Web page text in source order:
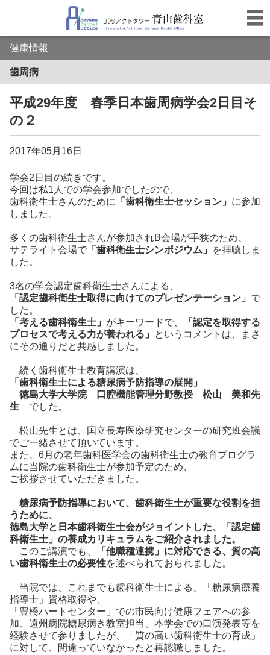
健康情報
歯周病
平成29年度 春季日本歯周病学会2日目そ
の２
2017年05月16日
学会2日目の続きです。
今回は私1人での学会参加でしたので、
歯科衛生士さんのために
「歯科衛生士セッション」 に参加
しました。
多くの歯科衛生士さんが参加されB会場が手狭のため、
サテライト会場で 「歯科衛生士シンポジウム」 を拝聴しま
した。
3名の学会認定歯科衛生士さんによる、
「認定歯科衛生士取得に向けてのプレゼンテーション」 で
した。
「考える歯科衛生士」 がキーワードで、
「認定を取得する
プロセスで考える力が養われる」 というコメントは、まさ
にその通りだと共感しました。
続く歯科衛生士教育講演は、
「歯科衛生士による糖尿病予防指導の展開」
徳島大学大学院 口腔機能管理分野教授 松山 美和先
生 でした。
松山先生とは、国立長寿医療研究センターの研究班会議
でご一緒させて頂いています。
また、6月の老年歯科医学会の歯科衛生士の教育プログラ
ムに当院の歯科衛生士が参加予定のため、
ご挨拶させていただきました。
糖尿病予防指導において、歯科衛生士が重要な役割を担
うために、
徳島大学と日本歯科衛生士会がジョイントした、「認定歯
科衛生士」の養成カリキュラムをご紹介されました。
このご講演でも、
「他職種連携」に対応できる、質の高
い歯科衛生士の必要性を述べられておられました。
当院では、これまでも歯科衛生士による、「糖尿病療養
指導士」資格取得や、
「豊橋ハートセンター」での市民向け健康フェアへの参
加、遠州病院糖尿病き教室担当、本学会での口演発表等を
経験させて参りましたが、「質の高い歯科衛生士の育成」
に対して、間違っていなかったと再認識しました。